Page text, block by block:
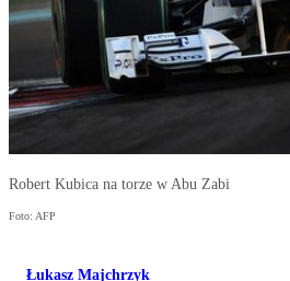
Robert Kubica na torze w Abu Zabi
Foto: AFP
Łukasz Majchrzyk